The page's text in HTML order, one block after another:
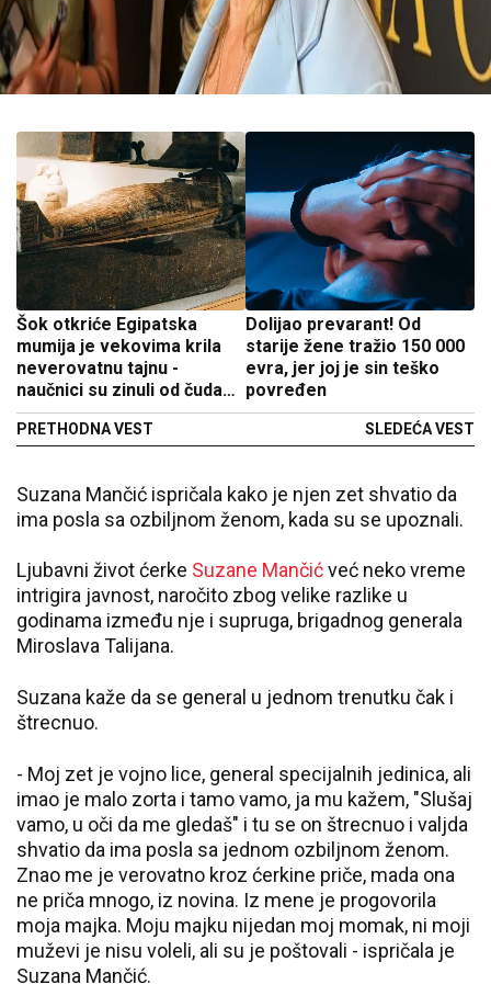
Šok otkriće Egipatska
mumija je vekovima krila
neverovatnu tajnu -
naučnici su zinuli od čuda
kada su ovo videli
PRETHODNA VEST
Dolijao prevarant! Od
starije žene tražio 150 000
evra, jer joj je sin teško
povređen
SLEDEĆA VEST
Suzana Mančić ispričala kako je njen zet shvatio da
ima posla sa ozbiljnom ženom, kada su se upoznali.
Ljubavni život ćerke Suzane Mančićveć neko vreme
intrigira javnost, naročito zbog velike razlike u
godinama između nje i supruga, brigadnog generala
Miroslava Talijana.
Suzana kaže da se general u jednom trenutku čak i
štrecnuo.
- Moj zet je vojno lice, general specijalnih jedinica, ali
imao je malo zorta i tamo vamo, ja mu kažem, "Slušaj
vamo, u oči da me gledaš" i tu se on štrecnuo i valjda
shvatio da ima posla sa jednom ozbiljnom ženom.
Znao me je verovatno kroz ćerkine priče, mada ona
ne priča mnogo, iz novina. Iz mene je progovorila
moja majka. Moju majku nijedan moj momak, ni moji
muževi je nisu voleli, ali su je poštovali - ispričala je
Suzana Mančić.